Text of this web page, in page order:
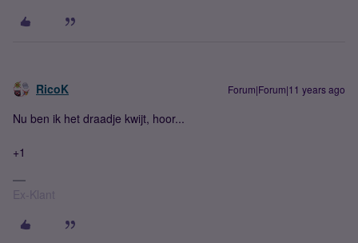
RicoK Forum|Forum|11 years ago
Nu ben ik het draadje kwijt, hoor...
+1
Ex-Klant